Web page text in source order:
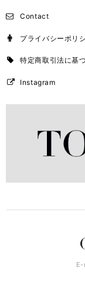
Contact
プライバシーポリ
特定商取引法に基
Instagram
E-